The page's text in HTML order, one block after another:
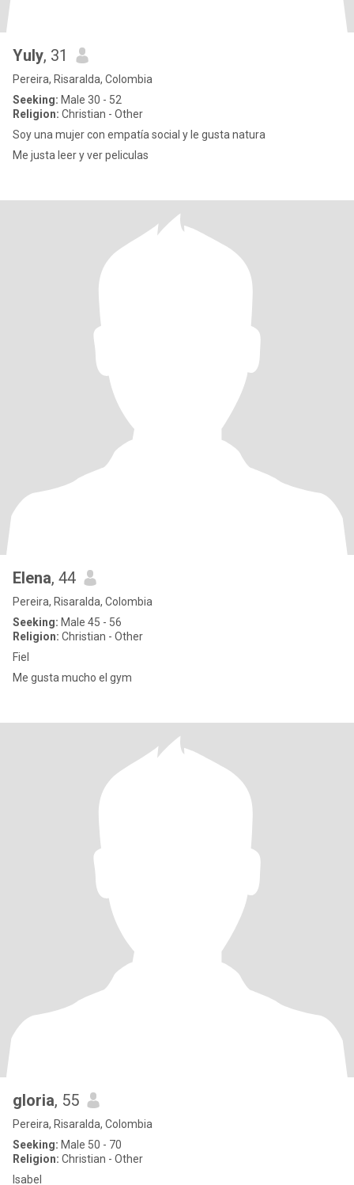
Yuly, 31
Pereira, Risaralda, Colombia
Seeking: Male 30 - 52
Religion: Christian - Other
Soy una mujer con empatía social y le gusta natura
Me justa leer y ver peliculas
Elena, 44
Pereira, Risaralda, Colombia
Seeking: Male 45 - 56
Religion: Christian - Other
Fiel
Me gusta mucho el gym
gloria, 55
Pereira, Risaralda, Colombia
Seeking: Male 50 - 70
Religion: Christian - Other
Isabel